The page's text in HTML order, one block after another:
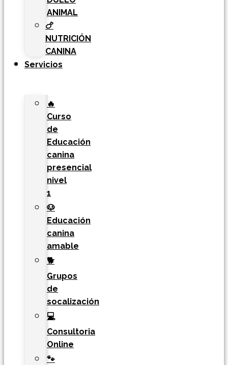
ANIMAL
🍗
NUTRICIÓN
CANINA
Servicios
🔥
Curso
de
Educación
canina
presencial
nivel
1
🐶
Educación
canina
amable
🐕
Grupos
de
socalización
💻
Consultoria
Online
🐾